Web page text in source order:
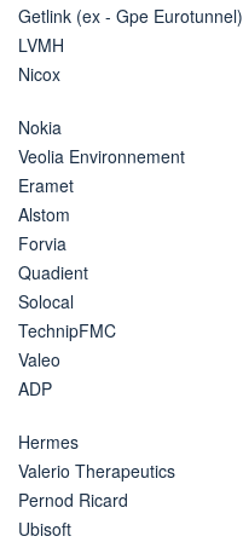
Getlink (ex - Gpe Eurotunnel)
LVMH
Nicox
Nokia
Veolia Environnement
Eramet
Alstom
Forvia
Quadient
Solocal
TechnipFMC
Valeo
ADP
Hermes
Valerio Therapeutics
Pernod Ricard
Ubisoft